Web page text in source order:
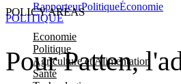
POLICY AREAS
Economie
Politique
Agriculture et Alimentation
Santé
RapporteurPolitiqueÉconomie
Pour Patten,
POLITIQUE